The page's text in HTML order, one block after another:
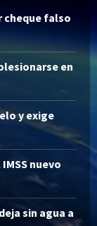
cheque falso
en
y exige
nuevo
sin agua a